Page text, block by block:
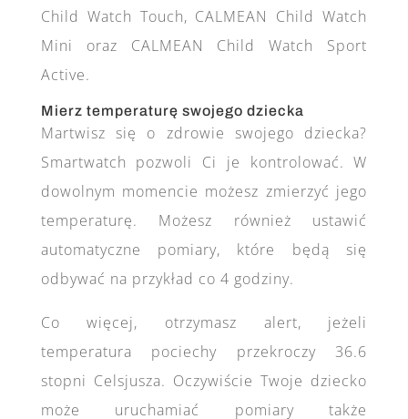
Child Watch Touch, CALMEAN Child Watch
Mini oraz CALMEAN Child Watch Sport
Active.
Mierz temperaturę swojego dziecka
Martwisz się o zdrowie swojego dziecka?
Smartwatch pozwoli Ci je kontrolować. W
dowolnym momencie możesz zmierzyć jego
temperaturę. Możesz również ustawić
automatyczne pomiary, które będą się
odbywać na przykład co 4 godziny.
Co więcej, otrzymasz alert, jeżeli
temperatura pociechy przekroczy 36.6
stopni Celsjusza. Oczywiście Twoje dziecko
może uruchamiać pomiary także